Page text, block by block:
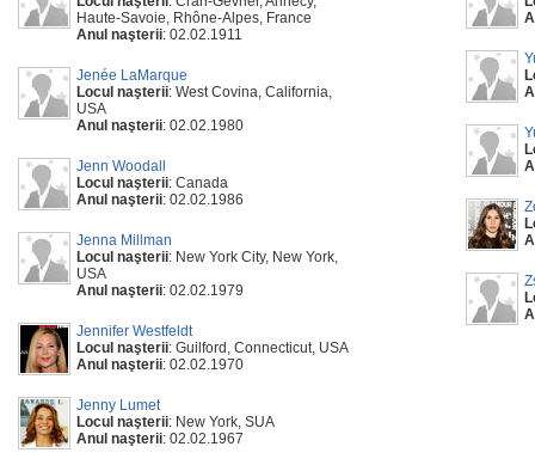
Haute-Savoie, Rhône-Alpes, France
Anul naşterii: 02.02.1911
Jenée LaMarque
Locul naşterii: West Covina, California,
USA
Anul naşterii: 02.02.1980
Jenn Woodall
Locul naşterii: Canada
Anul naşterii: 02.02.1986
Jenna Millman
Locul naşterii: New York City, New York,
USA
Anul naşterii: 02.02.1979
Jennifer Westfeldt
Locul naşterii: Guilford, Connecticut, USA
Anul naşterii: 02.02.1970
Jenny Lumet
Locul naşterii: New York, SUA
Anul naşterii: 02.02.1967